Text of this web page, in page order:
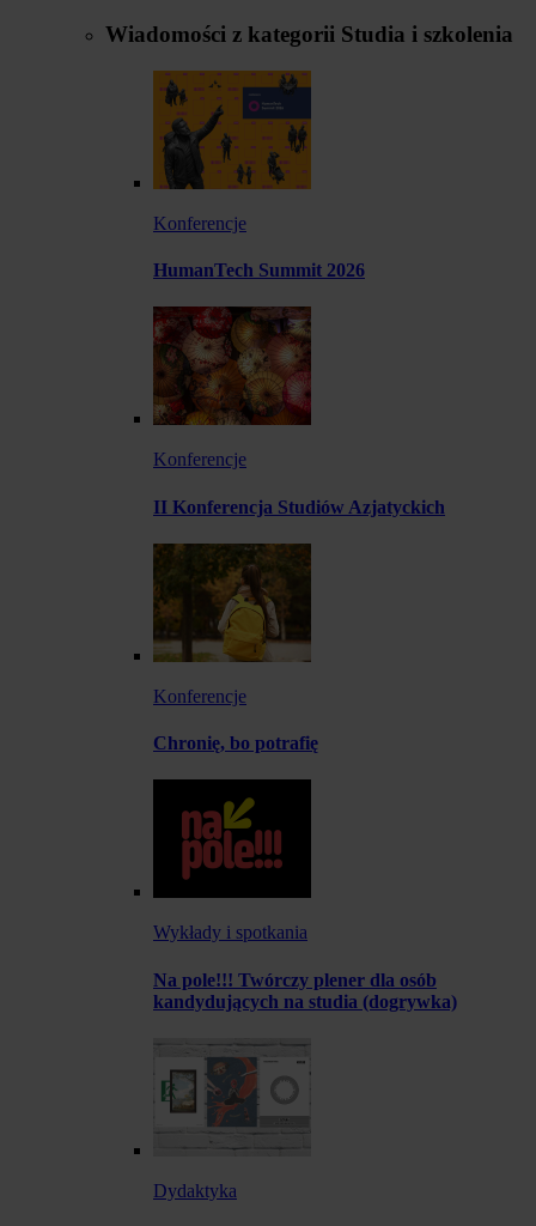
Wiadomości z kategorii Studia i szkolenia
Konferencje
HumanTech Summit 2026
Konferencje
II Konferencja Studiów Azjatyckich
Konferencje
Chronię, bo potrafię
Wykłady i spotkania
Na pole!!! Twórczy plener dla osób
kandydujących na studia (dogrywka)
Dydaktyka